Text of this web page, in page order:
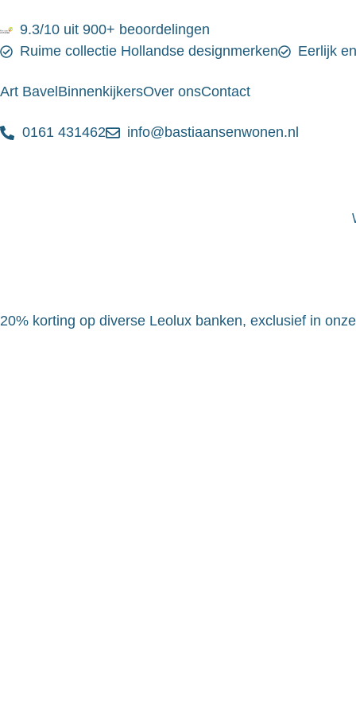
9.3/10 uit 900+ beoordelingen
Ruime collectie Hollandse designmerken
Eerlijk
Art Bavel BinnenkijkersOver onsContact
0161 431462 info@bastiaansenwonen.nl
20% korting op diverse Leolux banken, exclusief in